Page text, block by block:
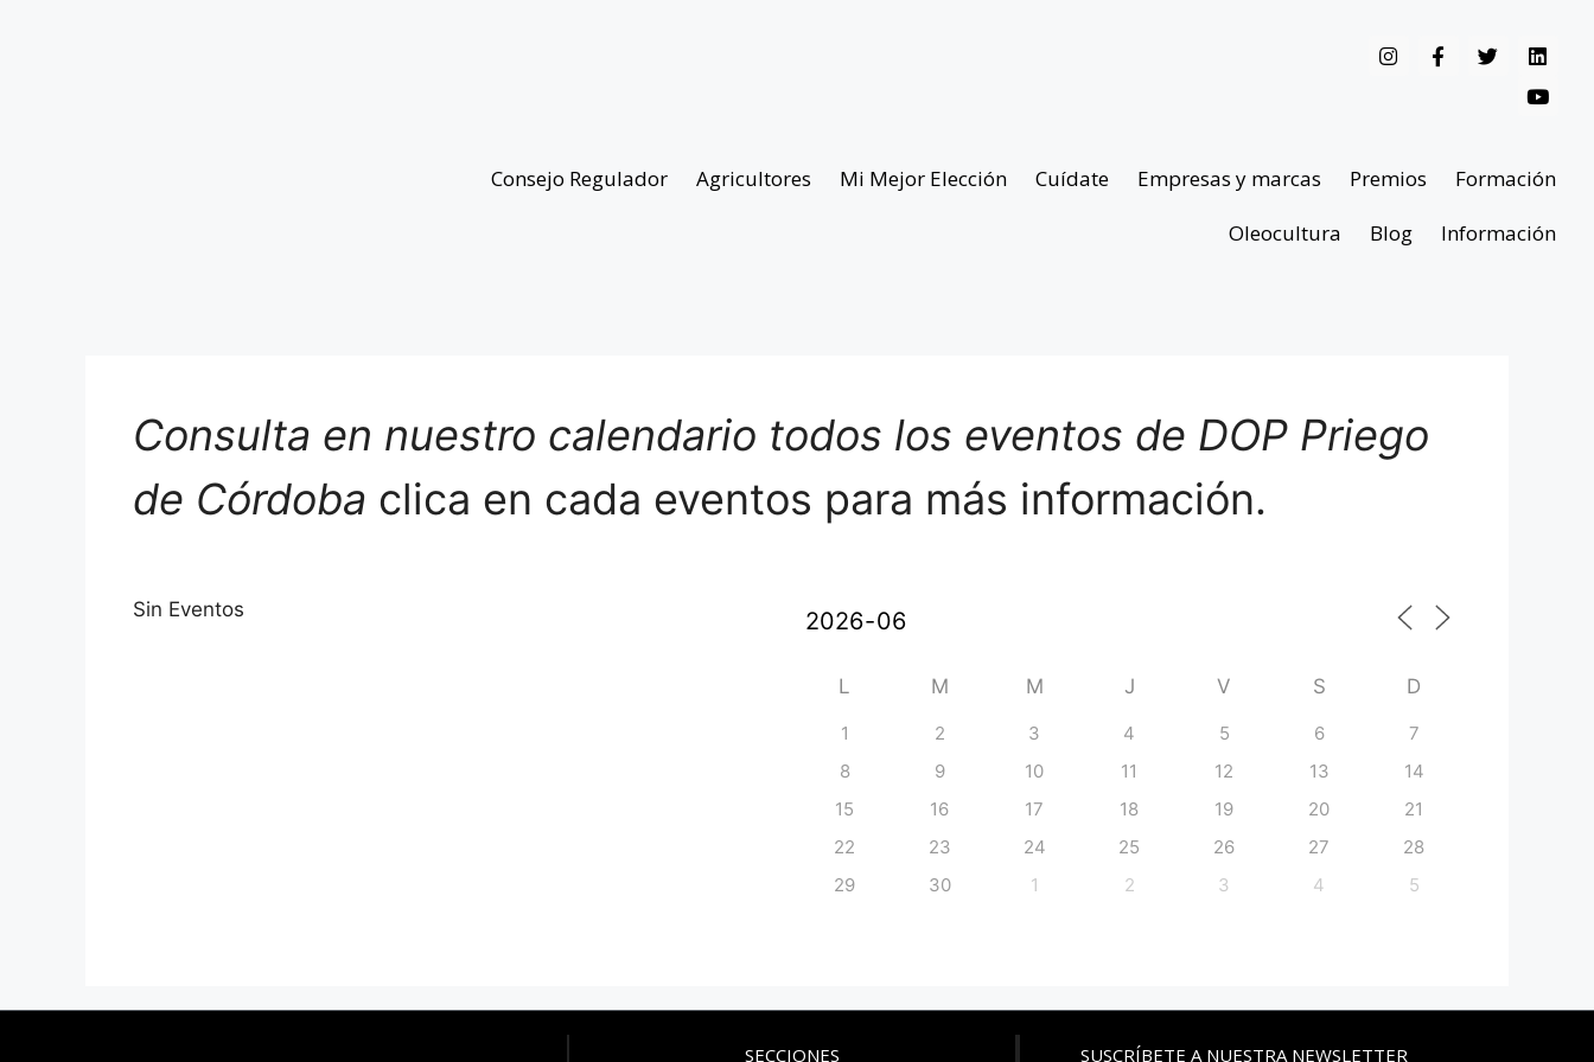
Consejo Regulador Agricultores Mi Mejor Elección Cuídate Empresas y marcas Premios
Formación
Oleocultura
Blog Información
Consulta en nuestro calendario todos los eventos de DOP Priego
de Córdoba clica en cada eventos para más información.
Sin Eventos
L M M J V S D
1 2 3 4 5 6
7
8
9 10 11 12 13
14
15
16 17 18 19 20
21
22
23 24 25 26 27
28
29
30 1 2 3 4 5
SECCIONES SUSCRÍBETE A NUESTRA NEWSLETTER